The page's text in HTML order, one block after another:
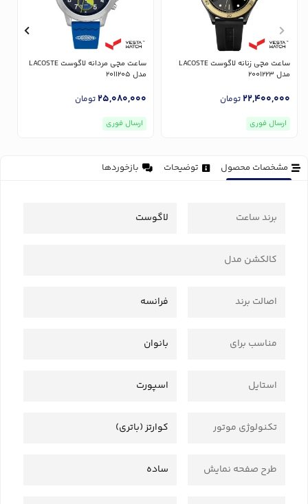
ساعت مچی زنانه لاگوست LACOSTE
مدل 2001223
22,400,000تومان
ارسال فوری
ساعت مچی مردانه لاگوست LACOSTE
مدل 2011205
25,080,000تومان
ارسال فوری
مشخصات محصول توضیحات بازخوردها
برند ساعت لاگوست
کالکشن مدل
اصالت برند فرانسه
مناسب برای بانوان
استایل اسپورت
تکنولوژی موتور کوارتز (باتری)
طرح صفحه نمایش ساده